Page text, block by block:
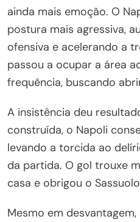
ainda mais emoção. O
postura mais agressiva,
ofensiva e acelerando a
passou a ocupar a área
frequência, buscando
A insistência deu
construída, o Napoli
levando a torcida ao
da partida. O gol trouxe
casa e obrigou o
Mesmo em